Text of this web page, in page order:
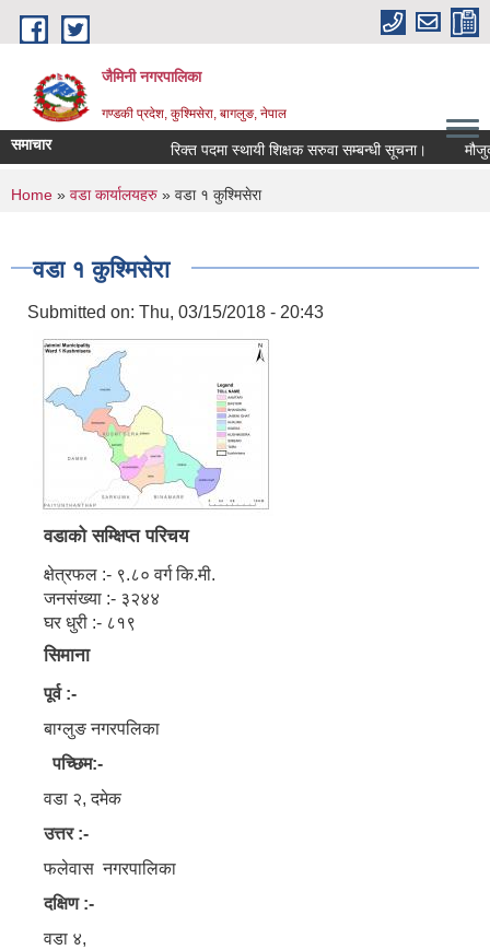
Skip to main content
जैमिनी नगरपालिका
गण्डकी प्रदेश, कुश्मिसेरा, बागलुङ, नेपाल
समाचार रिक्त पदमा स्थायी शिक्षक सरुवा सम्बन्धी सूचना। मौजुदा
You are here
Home » वडा कार्यालयहरु » वडा १ कुश्मिसेरा
वडा १ कुश्मिसेरा
Submitted on: Thu, 03/15/2018 - 20:43
वडाको सम्क्षिप्त परिचय
क्षेत्रफल :- ९.८० वर्ग कि.मी.
जनसंख्या :- ३२४४
घर धुरी :- ८१९
सिमाना
पूर्व :-
बाग्लुङ नगरपलिका
पच्छिम:-
वडा २, दमेक
उत्तर :-
फलेवास नगरपालिका
दक्षिण :-
वडा ४,